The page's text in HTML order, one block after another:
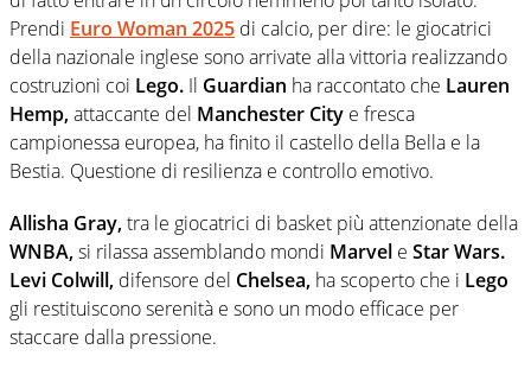
Prendi Euro Woman 2025 di calcio, per dire: le giocatrici
della nazionale inglese sono arrivate alla vittoria realizzando
costruzioni coi Lego. Il Guardian ha raccontato che Lauren
Hemp,attaccante del Manchester City e fresca
campionessa europea, ha finito il castello della Bella e la
Bestia. Questione di resilienza e controllo emotivo.
Allisha Gray,tra le giocatrici di basket più attenzionate della
WNBA,si rilassa assemblando mondi Marvel e Star Wars.
Levi Colwill, difensore del Chelsea, ha scoperto che i Lego
gli restituiscono serenità e sono un modo efficace per
staccare dalla pressione.